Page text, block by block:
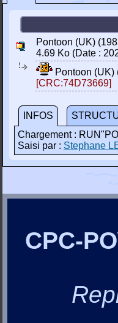
Pontoon (UK)
4.69 Ko (Date :
Pontoon (UK)
[CRC:74D73669]
INFOS
Chargement :
Saisi par : Stephane
CPC-